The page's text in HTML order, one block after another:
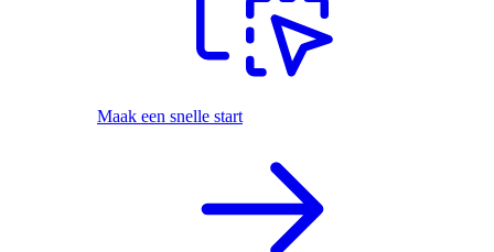
Maak een snelle start